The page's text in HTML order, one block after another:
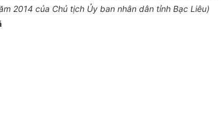
2014 của Chủ tịch Ủy ban nhân dân tỉnh Bạc Liêu)